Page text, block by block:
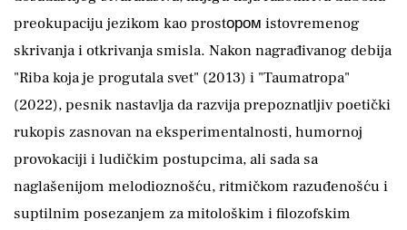
preokupaciju jezikom kao prostором istovremenog
skrivanja i otkrivanja smisla. Nakon nagrađivanog debija
"Riba koja je progutala svet" (2013) i "Taumatropa"
(2022), pesnik nastavlja da razvija prepoznatljiv poetički
rukopis zasnovan na eksperimentalnosti, humornoj
provokaciji i ludičkim postupcima, ali sada sa
naglašenijom melodioznošću, ritmičkom razuđenošću i
suptilnim posezanjem za mitološkim i filozofskim